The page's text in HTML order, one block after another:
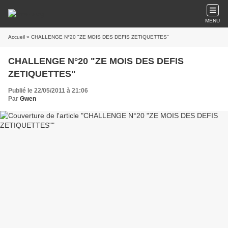
MENU
Accueil » CHALLENGE N°20 "ZE MOIS DES DEFIS ZETIQUETTES"
CHALLENGE N°20 "ZE MOIS DES DEFIS
ZETIQUETTES"
Publié le 22/05/2011 à 21:06
Par Gwen